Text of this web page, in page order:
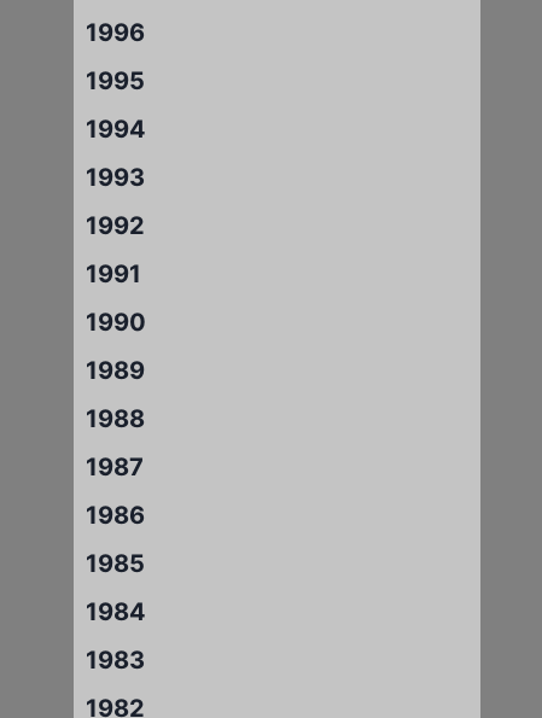
1996
1995
1994
1993
1992
1991
1990
1989
1988
1987
1986
1985
1984
1983
1982